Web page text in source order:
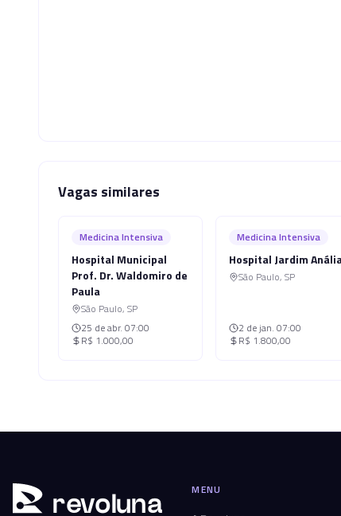
Vagas similares
Medicina Intensiva
Hospital Municipal
Prof. Dr. Waldomiro de
Paula
São Paulo, SP
25 de abr. 07:00
R$ 1.000,00
Medicina Intensiva
Hospital Jardim
São Paulo, SP
2 de jan. 07:00
R$ 1.800,00
revoluna MENU